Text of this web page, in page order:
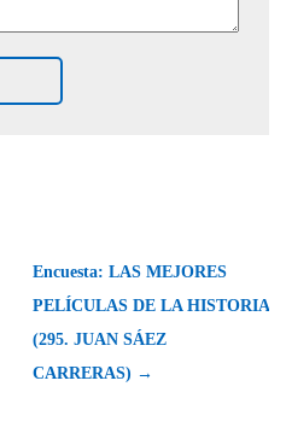
Encuesta: LAS MEJORES
PELÍCULAS DE LA HISTORIA
(295. JUAN SÁEZ
CARRERAS) →